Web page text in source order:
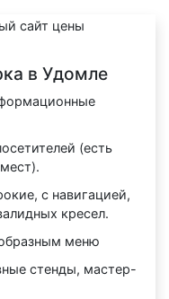
в Удомле
(есть
с навигацией,
кресел.
меню
стенды, мастер-